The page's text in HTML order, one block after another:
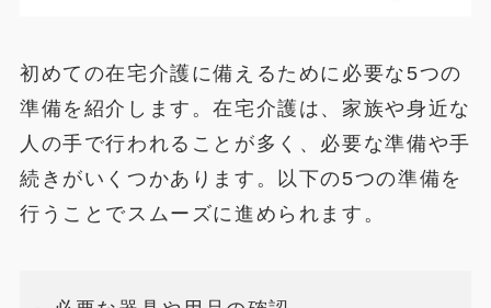
初めての在宅介護に備えるために必要な5つの
準備を紹介します。在宅介護は、家族や身近な
人の手で行われることが多く、必要な準備や手
続きがいくつかあります。以下の5つの準備を
行うことでスムーズに進められます。